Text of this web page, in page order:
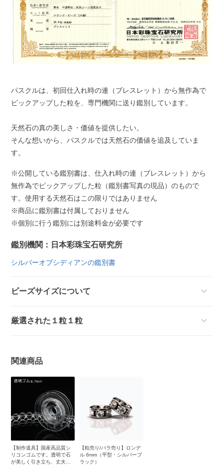
パスクルは、初回仕入れ時の連（ブレスレット）から無作為で
ピックアップした粒を、専門機関に送り鑑別しています。
天然石の真の美しさ・価値を提供したい。
そんな想いから、パスクルでは天然石の価値を追及していま
す。
※公開している鑑別書は、仕入れ時の連（ブレスレット）から
無作為でピックアップした粒（鑑別書写真の現品）のもので
す。使用する天然石はこの限りではありません
※商品に鑑別書は付属しておりません
※個別に行う鑑別には別途料金が必要です
鑑別機関：日本彩珠宝石研究所
シルバーオブシディアンの鑑別書
ビーズサイズについて
厳選された１粒１粒
関連商品
【制作道具】国産高品質シ
リコンゴムです。透明で石
が美しく引き立ち、丈夫で
【粒売り/バラ売り】ロンデ
ル 6mm（平型・シルバーブ
ラック）